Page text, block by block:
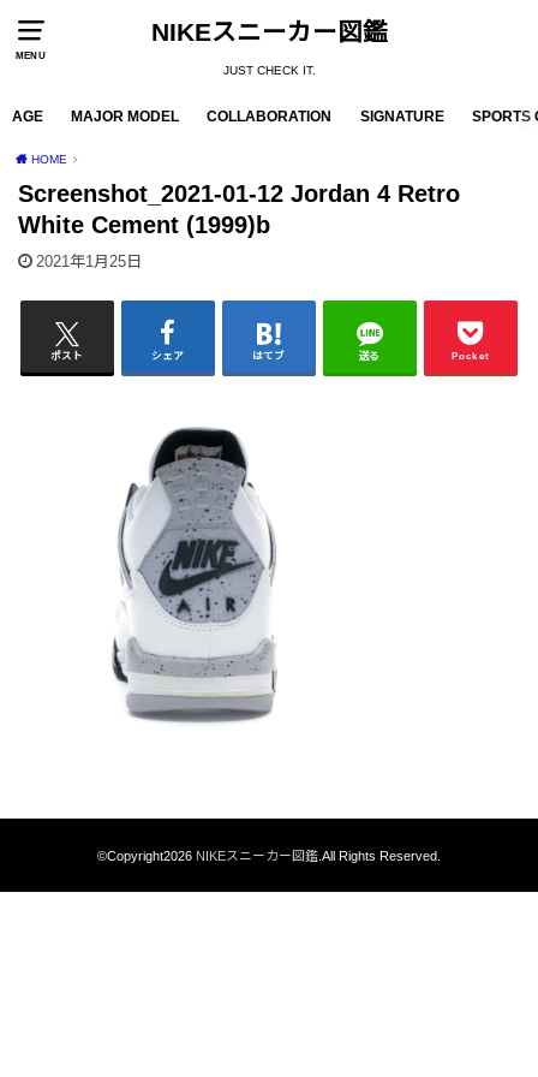
MENU
NIKEスニーカー図鑑
JUST CHECK IT.
AGE MAJOR MODEL COLLABORATION SIGNATURE SPORTS
HOME
Screenshot_2021-01-12 Jordan 4 Retro
White Cement (1999)b
2021年1月25日
ポスト シェア はてブ 送る Pocket
©Copyright2026 NIKEスニーカー図鑑.All Rights Reserved.